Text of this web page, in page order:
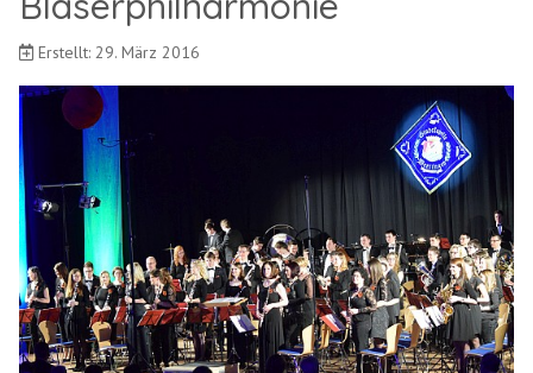
Erstellt: 29. März 2016